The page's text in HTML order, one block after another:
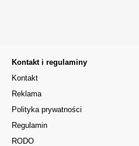
Kontakt i regulaminy
Kontakt
Reklama
Polityka prywatności
Regulamin
RODO